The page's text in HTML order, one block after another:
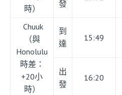
時）
發
Chuuk
（與
Honolulu
時差：
+20小
時）
到
達
15:49
出
發
16:20